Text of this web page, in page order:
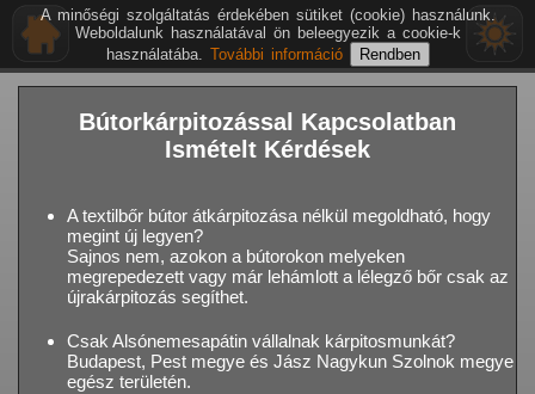
Bútorkárpitozással Kapcsolatban
Ismételt Kérdések
A textilbőr bútor átkárpitozása nélkül megoldható, hogy
megint új legyen?
Sajnos nem, azokon a bútorokon melyeken
megrepedezett vagy már lehámlott a lélegző bőr csak az
újrakárpitozás segíthet.
Csak Alsónemesapátin vállalnak kárpitosmunkát?
Budapest, Pest megye és Jász Nagykun Szolnok megye
egész területén.
A minőségi szolgáltatás érdekében sütiket (cookie) használunk.
Weboldalunk használatával ön beleegyezik a cookie-k
használatába. További információ